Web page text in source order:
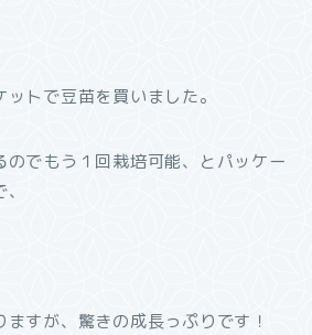
トで豆苗を買いました。
でもう１回栽培可能、とパッケー
すが、驚きの成長っぷりです！